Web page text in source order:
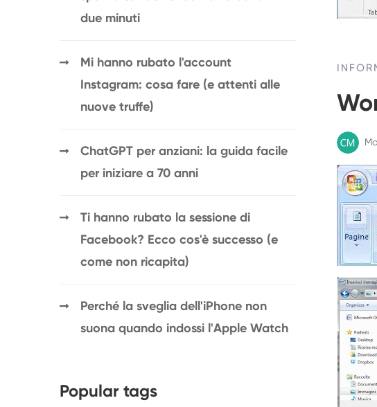
due minuti
Mi hanno rubato l'account
Instagram: cosa fare (e attenti alle
nuove truffe)
ChatGPT per anziani: la guida facile
per iniziare a 70 anni
Ti hanno rubato la sessione di
Facebook? Ecco cos'è successo (e
come non ricapita)
Perché la sveglia dell'iPhone non
suona quando indossi l'Apple Watch
Popular tags